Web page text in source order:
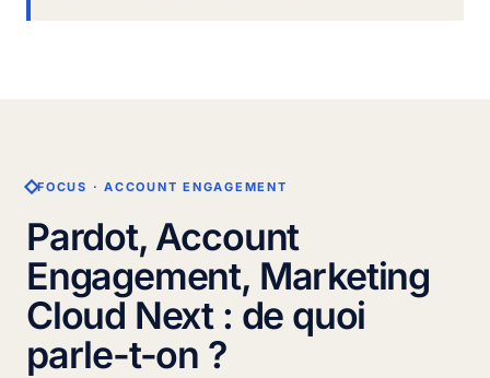
FOCUS · ACCOUNT ENGAGEMENT
Pardot, Account
Engagement, Marketing
Cloud Next : de quoi
parle-t-on ?